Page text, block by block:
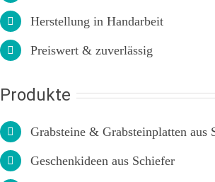
Herstellung in Handarbeit
Preiswert & zuverlässig
Produkte
Grabsteine & Grabsteinplatten aus
Geschenkideen aus Schiefer